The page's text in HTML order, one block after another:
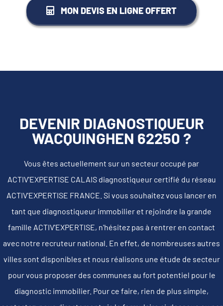
MON DEVIS EN LIGNE OFFERT
DEVENIR DIAGNOSTIQUEUR
WACQUINGHEN 62250 ?
Vous êtes actuellement sur un secteur occupé par
ACTIV'EXPERTISE CALAIS diagnostiqueur certifié du réseau
ACTIV'EXPERTISE FRANCE. Si vous souhaitez vous lancer en
tant que diagnostiqueur immobilier et rejoindre la grande
famille ACTIV'EXPERTISE, n'hésitez pas à rentrer en contact
avec notre recruteur national. En effet, de nombreuses autres
villes sont disponibles et nous réalisons une étude de secteur
pour vous proposer des communes au fort potentiel pour le
diagnostic immobilier. Pour ce faire, rien de plus simple,